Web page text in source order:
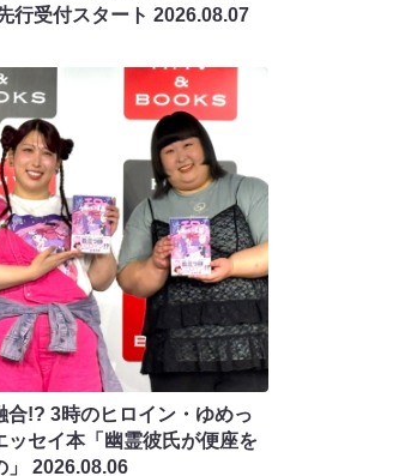
行受付スタート 2026.08.07
合!? 3時のヒロイン・ゆめっ
ッセイ本「幽霊彼氏が便座を
」 2026.08.06